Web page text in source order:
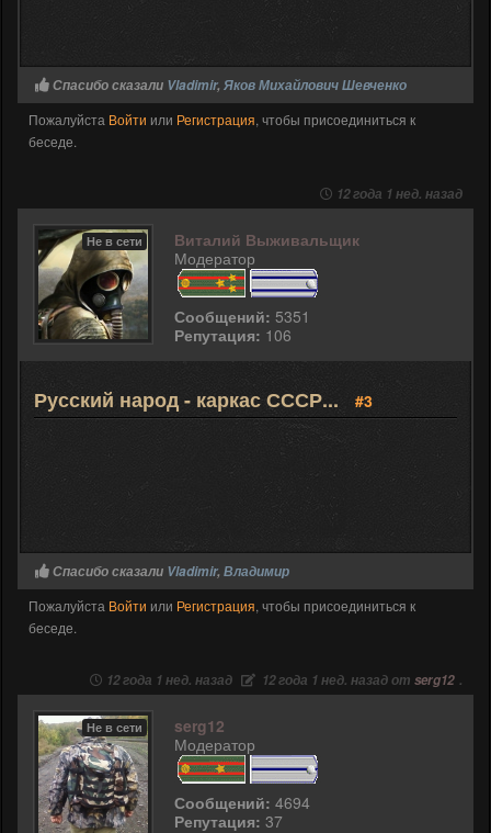
Спасибо сказали Vladimir, Яков Михайлович Шевченко
Пожалуйста Войти или Регистрация, чтобы присоединиться к
беседе.
12 года 1 нед. назад
Не в сети
Виталий Выживальщик
Модератор
Сообщений: 5351
Репутация: 106
Русский народ - каркас СССР... #3
Спасибо сказали Vladimir, Владимир
Пожалуйста Войти или Регистрация, чтобы присоединиться к
беседе.
12 года 1 нед. назад 12 года 1 нед. назад от serg12 .
Не в сети
serg12
Модератор
Сообщений: 4694
Репутация: 37